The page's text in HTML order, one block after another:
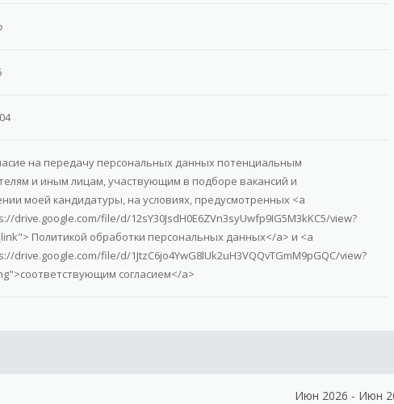
на передачу персональных данных потенциальным
и иным лицам, участвующим в подборе вакансий и
моей кандидатуры, на условиях, предусмотренных <a
drive.google.com/file/d/12sY30JsdH0E6ZVn3syUwfp9IG5M3kKC5/view?
Политикой обработки персональных данных</a> и <a
drive.google.com/file/d/1JtzC6jo4YwG8lUk2uH3VQQvTGmM9pGQC/view?
согласием</a>
Июн 2026 - Июн